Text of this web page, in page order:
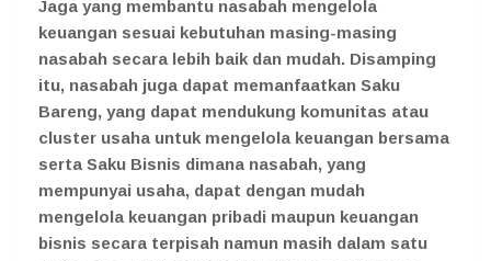
Jaga yang membantu nasabah mengelola
keuangan sesuai kebutuhan masing-masing
nasabah secara lebih baik dan mudah. Disamping
itu, nasabah juga dapat memanfaatkan Saku
Bareng, yang dapat mendukung komunitas atau
cluster usaha untuk mengelola keuangan bersama
serta Saku Bisnis dimana nasabah, yang
mempunyai usaha, dapat dengan mudah
mengelola keuangan pribadi maupun keuangan
bisnis secara terpisah namun masih dalam satu